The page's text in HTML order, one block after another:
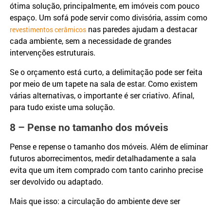
ótima solução, principalmente, em imóveis com pouco
espaço. Um sofá pode servir como divisória, assim como
revestimentos cerâmicos nas paredes ajudam a destacar
cada ambiente, sem a necessidade de grandes
intervenções estruturais.
Se o orçamento está curto, a delimitação pode ser feita
por meio de um tapete na sala de estar. Como existem
várias alternativas, o importante é ser criativo. Afinal,
para tudo existe uma solução.
8 – Pense no tamanho dos móveis
Pense e repense o tamanho dos móveis. Além de eliminar
futuros aborrecimentos, medir detalhadamente a sala
evita que um item comprado com tanto carinho precise
ser devolvido ou adaptado.
Mais que isso: a circulação do ambiente deve ser